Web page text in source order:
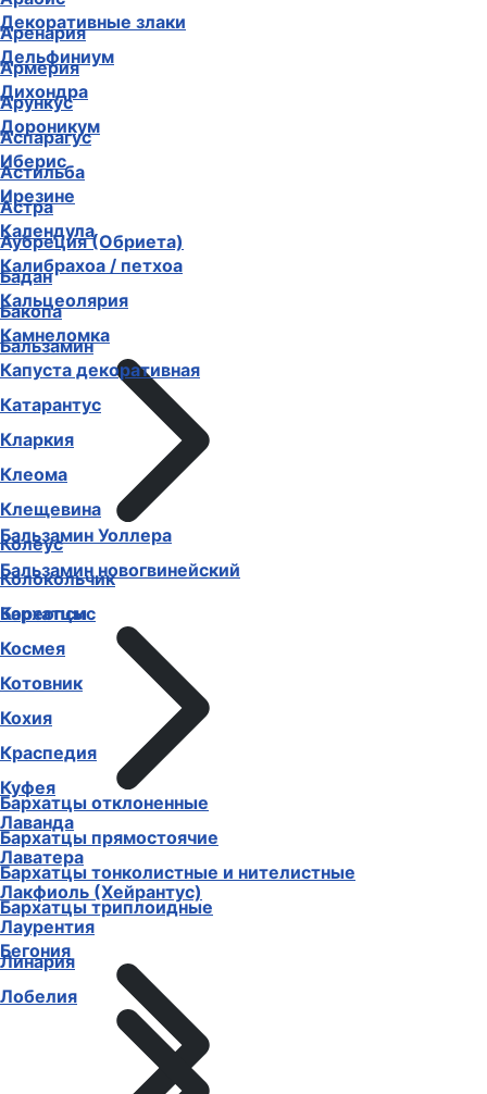
Аренария
Армерия
Арункус
Аспарагус
Астильба
Астра
Аубреция (Обриета)
Бадан
Бакопа
Бальзамин
Бальзамин Уоллера
Бальзамин новогвинейский
Бархатцы
Бархатцы отклоненные
Бархатцы прямостоячие
Бархатцы тонколистные и нителистные
Бархатцы триплоидные
Бегония
Декоративные злаки
Дельфиниум
Дихондра
Дороникум
Иберис
Ирезине
Календула
Калибрахоа / петхоа
Кальцеолярия
Камнеломка
Капуста декоративная
Катарантус
Кларкия
Клеома
Клещевина
Колеус
Колокольчик
Кореопсис
Космея
Котовник
Кохия
Краспедия
Куфея
Лаванда
Лаватера
Лакфиоль (Хейрантус)
Лаурентия
Линария
Лобелия